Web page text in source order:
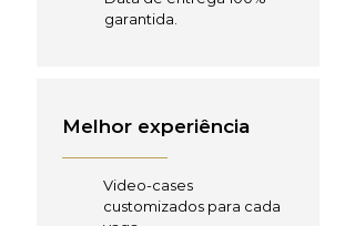
garantida.
Melhor experiência
Video-cases
customizados para cada